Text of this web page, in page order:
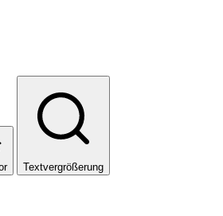
Textvergrößerung